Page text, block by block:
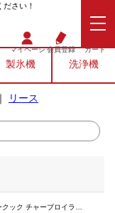
さい！
マイページ会員登録 カート
製氷機 洗浄機
｜ リース
チャーブロイラー 卓上型